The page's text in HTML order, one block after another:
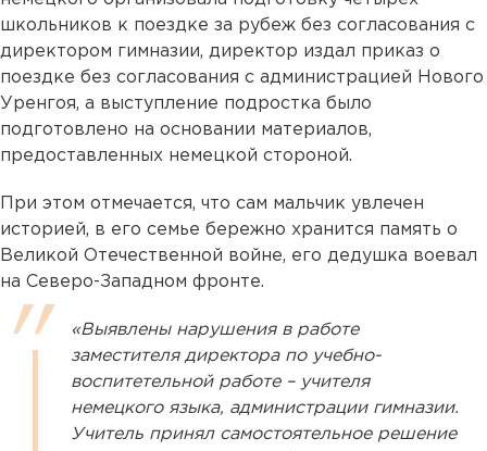
школьников к поездке за рубеж без согласования с
директором гимназии, директор издал приказ о
поездке без согласования с администрацией Нового
Уренгоя, а выступление подростка было
подготовлено на основании материалов,
предоставленных немецкой стороной.
При этом отмечается, что сам мальчик увлечен
историей, в его семье бережно хранится память о
Великой Отечественной войне, его дедушка воевал
на Северо-Западном фронте.
«Выявлены нарушения в работе
заместителя директора по учебно-
воспитетельной работе – учителя
немецкого языка, администрации гимназии.
Учитель принял самостоятельное решение